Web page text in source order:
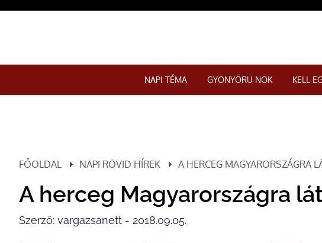
NAPI TÉMA GYÖNYÖRŰ NŐK KELL
FŐOLDAL NAPI RÖVID HÍREK A HERCEG MAGYARORSZÁGRA
A herceg Magyarországra
Szerző: vargazsanett - 2018.09.05.